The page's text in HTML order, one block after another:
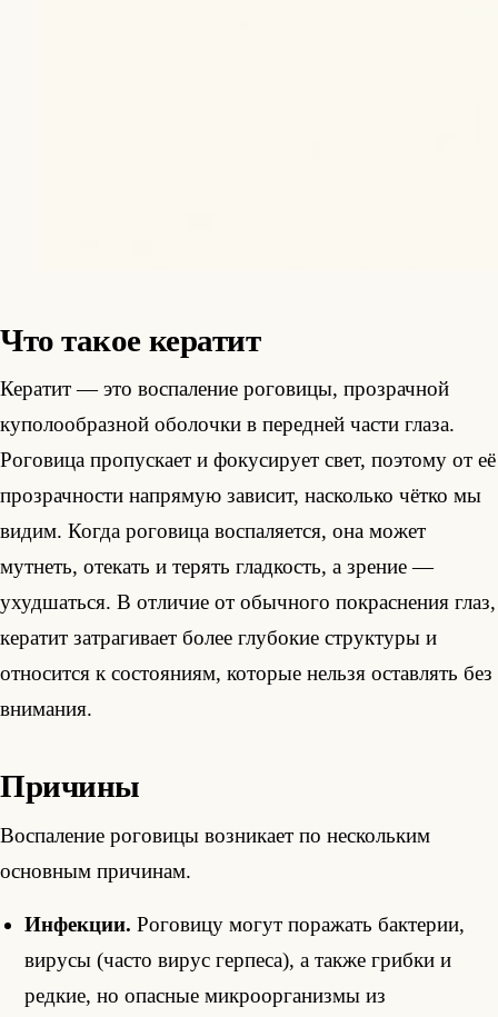
Что такое кератит
Кератит — это воспаление роговицы, прозрачной
куполообразной оболочки в передней части глаза.
Роговица пропускает и фокусирует свет, поэтому от её
прозрачности напрямую зависит, насколько чётко мы
видим. Когда роговица воспаляется, она может
мутнеть, отекать и терять гладкость, а зрение —
ухудшаться. В отличие от обычного покраснения глаз,
кератит затрагивает более глубокие структуры и
относится к состояниям, которые нельзя оставлять без
внимания.
Причины
Воспаление роговицы возникает по нескольким
основным причинам.
Инфекции. Роговицу могут поражать бактерии,
вирусы (часто вирус герпеса), а также грибки и
редкие, но опасные микроорганизмы из